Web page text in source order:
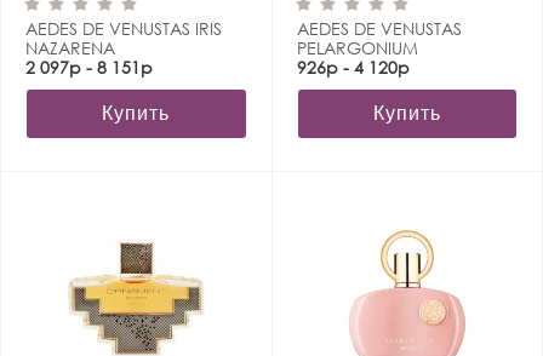
AEDES DE VENUSTAS IRIS
NAZARENA
2 097р - 8 151р
Купить
AEDES DE VENUSTAS
PELARGONIUM
926р - 4 120р
Купить